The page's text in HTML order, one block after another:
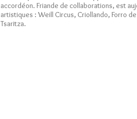
accordéon. Friande de collaborations, est
artistiques : Weill Circus, Criollando, Forro
Tsaritza.